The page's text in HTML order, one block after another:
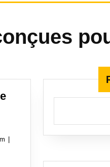
obledassurancecom